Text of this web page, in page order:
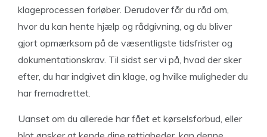
klageprocessen forløber. Derudover får du råd om,
hvor du kan hente hjælp og rådgivning, og du bliver
gjort opmærksom på de væsentligste tidsfrister og
dokumentationskrav. Til sidst ser vi på, hvad der sker
efter, du har indgivet din klage, og hvilke muligheder du
har fremadrettet.
Uanset om du allerede har fået et kørselsforbud, eller